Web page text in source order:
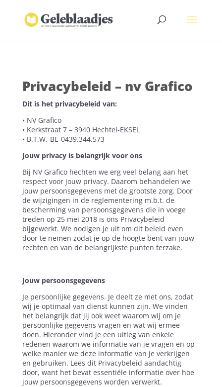
Privacybeleid – nv Grafico
Dit is het privacybeleid van:
• NV Grafico
• Kerkstraat 7 – 3940 Hechtel-EKSEL
• B.T.W.-BE-0439.344.573
Jouw privacy is belangrijk voor ons
Bij NV Grafico hechten we erg veel belang aan het
respect voor jouw privacy. Daarom behandelen we
jouw persoonsgegevens met de grootste zorg. Door
de wijzigingen in de reglementering m.b.t. de
bescherming van persoonsgegevens die in voege
treden op 25 mei 2018 is ons Privacybeleid
bijgewerkt. We nodigen je uit om dit beleid even
door te nemen zodat je op de hoogte bent van jouw
rechten en van de belangrijkste punten terzake.
Jouw persoonsgegevens
Je persoonlijke gegevens. Je deelt ze met ons, zodat
wij je optimaal van dienst kunnen zijn. We vinden
het belangrijk dat jij ook weet waarom wij om je
persoonlijke gegevens vragen en wat wij ermee
doen. Hieronder vind je een uitleg van enkele
redenen waarom we informatie van je vragen en op
welke manier we deze informatie van je verkrijgen
en gebruiken. Lees dit Privacybeleid aandachtig
door, want het bevat essentiële informatie over hoe
jouw persoonsgegevens worden verwerkt.